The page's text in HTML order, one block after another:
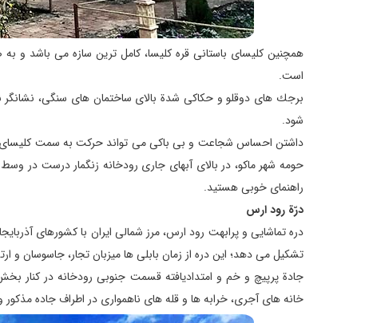
همچنین كلیسای باستانی قره كلیسا، كامل ترین سازه می باشد و
است.
برجك های دوقلو و حكاكی شدة بالای ساختمان های سنگی،‌
شود.
حومه شهر ماكو، در بالای آبهای جاری رودخانه زنگمار درست در
راهنمای خوبی هستید.
درّة رود ارس
دره تماشایی و پرابهت رود ارس، مرز شمالی ایران با كشورهای
تشكیل می دهد؛ این دره از زمان بابلی ها میزبان تجار، جاسوسان و
جادة پرپیچ و خم و امتدادیافته قسمت جنوبی رودخانه در كنار
خانه های آجری، خرابه ها و قله های ناهمواری در اطراف جاده مذكور